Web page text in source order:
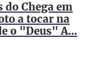
do Chega em
a tocar na
o "Deus" A...